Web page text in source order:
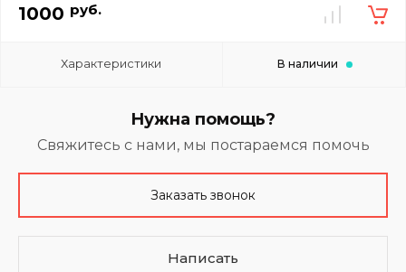
1000 руб.
Характеристики В наличии
Нужна помощь?
Свяжитесь с нами, мы постараемся помочь
Заказать звонок
Написать